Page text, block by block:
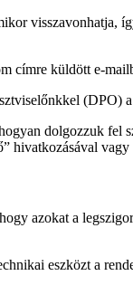
címre küldött e-
(DPO)
dolgozzuk
azokat a
eszközt a